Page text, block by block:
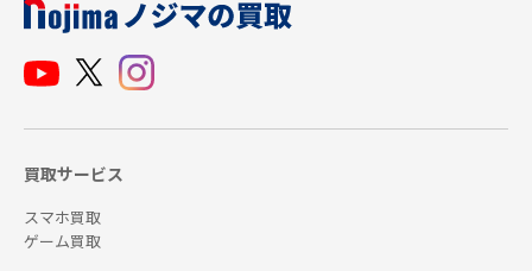
買取サービス
スマホ買取
ゲーム買取